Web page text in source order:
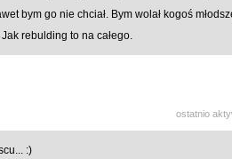
bym go nie chciał. Bym wolał kogoś
rebulding to na całego.
ostatnio
:)